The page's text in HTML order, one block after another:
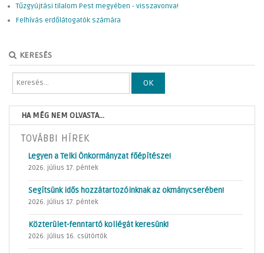
Tűzgyújtási tilalom Pest megyében - visszavonva!
Felhívás erdőlátogatók számára
KERESÉS
OK
HA MÉG NEM OLVASTA...
TOVÁBBI HÍREK
Legyen a Telki Önkormányzat főépítésze!
2026. július 17. péntek
Segítsünk idős hozzátartozóinknak az okmánycserében!
2026. július 17. péntek
Közterület-fenntartó kollégát keresünk!
2026. július 16. csütörtök